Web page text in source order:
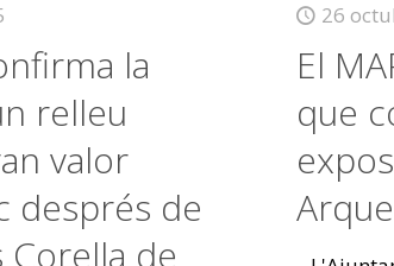
la
relleu
valor
després de
Corella de
26
El
que